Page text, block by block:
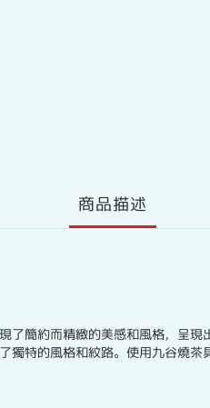
商品描述
了簡約而精緻的美感和風格，呈
獨特的風格和紋路。使用九谷燒